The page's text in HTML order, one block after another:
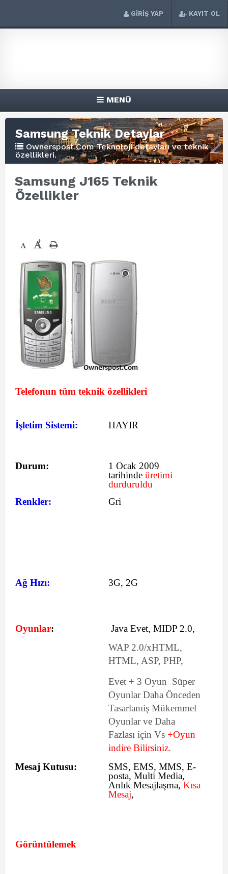
GİRİŞ YAP KAYIT OL
MENÜ
Samsung Teknik Detaylar
Ownerspost.Com Teknoloji detayları ve teknik
özellikleri.
Samsung J165 Teknik
Özellikler
- +
Telefonun tüm teknik özellikleri
İşletim Sistemi: HAYIR
Durum:
1 Ocak 2009
tarihinde üretimi
durduruldu
Renkler:
Gri
Ağ Hızı: 3G, 2G
Oyunlar:
Java Evet, MIDP 2.0,
WAP 2.0/xHTML,
HTML, ASP, PHP,
Evet + 3 Oyun Süper
Oyunlar Daha Önceden
Tasarlanıiş Mükemmel
Oyunlar ve Daha
Fazlası için Vs +Oyun
indire Bilirsiniz.
Mesaj Kutusu:
SMS, EMS, MMS, E-
posta, Multi Media,
Anlık Mesajlaşma, Kısa
Mesaj,
Görüntülemek